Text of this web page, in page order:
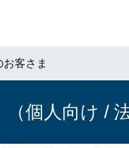
客さま
個人向け / 法